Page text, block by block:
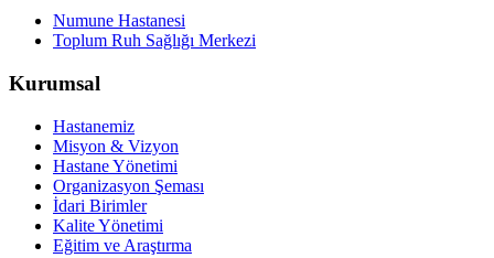
Numune Hastanesi
Toplum Ruh Sağlığı Merkezi
Kurumsal
Hastanemiz
Misyon & Vizyon
Hastane Yönetimi
Organizasyon Şeması
İdari Birimler
Kalite Yönetimi
Eğitim ve Araştırma